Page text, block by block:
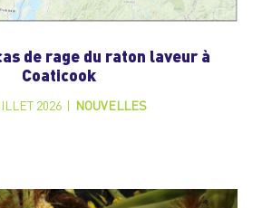
de rage du raton laveur à
Coaticook
2026 NOUVELLES